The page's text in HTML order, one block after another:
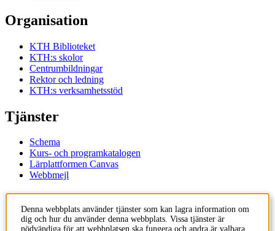
Organisation
KTH Biblioteket
KTH:s skolor
Centrumbildningar
Rektor och ledning
KTH:s verksamhetsstöd
Tjänster
Schema
Kurs- och programkatalogen
Lärplattformen Canvas
Webbmejl
KTH
Denna webbplats använder tjänster som kan lagra information om
dig och hur du använder denna webbplats. Vissa tjänster är
nödvändiga för att webbplatsen ska fungera och andra är valbara.